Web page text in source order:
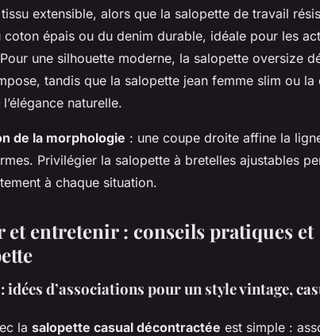
extensible, alors que la salopette de travail
épais ou du denim durable, idéale pour les
une silhouette moderne, la salopette oversize
tandis que la salopette jean femme slim ou la
naturelle.
de la morphologie : une coupe droite affine la
Privilégier la salopette à bretelles ajustables
à chaque situation.
et entretenir : conseils pratiques et
d’associations pour un style vintage,
la salopette casual décontractée est simple :